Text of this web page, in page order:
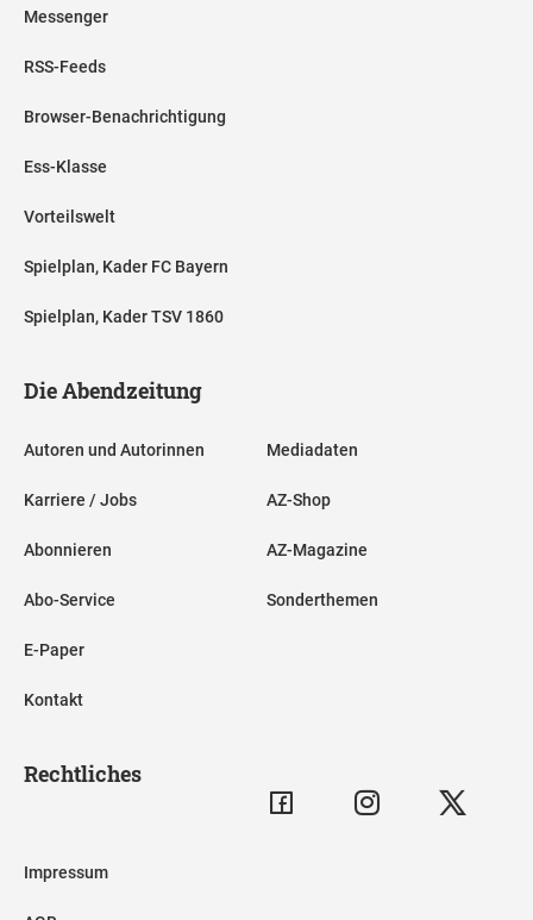
Messenger
RSS-Feeds
Browser-Benachrichtigung
Ess-Klasse
Vorteilswelt
Spielplan, Kader FC Bayern
Spielplan, Kader TSV 1860
Die Abendzeitung
Autoren und Autorinnen
Karriere / Jobs
Abonnieren
Abo-Service
E-Paper
Kontakt
Mediadaten
AZ-Shop
AZ-Magazine
Sonderthemen
Rechtliches
Impressum